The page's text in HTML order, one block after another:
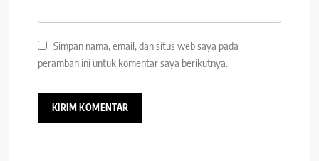
Simpan nama, email, dan situs web saya pada
peramban ini untuk komentar saya berikutnya.